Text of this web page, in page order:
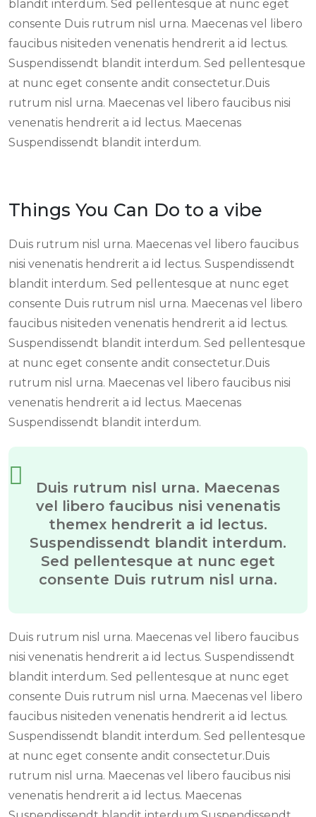
blandit interdum. Sed pellentesque at nunc eget
consente Duis rutrum nisl urna. Maecenas vel libero
faucibus nisiteden venenatis hendrerit a id lectus.
Suspendissendt blandit interdum. Sed pellentesque
at nunc eget consente andit consectetur.Duis
rutrum nisl urna. Maecenas vel libero faucibus nisi
venenatis hendrerit a id lectus. Maecenas
Suspendissendt blandit interdum.
Things You Can Do to a vibe
Duis rutrum nisl urna. Maecenas vel libero faucibus
nisi venenatis hendrerit a id lectus. Suspendissendt
blandit interdum. Sed pellentesque at nunc eget
consente Duis rutrum nisl urna. Maecenas vel libero
faucibus nisiteden venenatis hendrerit a id lectus.
Suspendissendt blandit interdum. Sed pellentesque
at nunc eget consente andit consectetur.Duis
rutrum nisl urna. Maecenas vel libero faucibus nisi
venenatis hendrerit a id lectus. Maecenas
Suspendissendt blandit interdum.
Duis rutrum nisl urna. Maecenas
vel libero faucibus nisi venenatis
themex hendrerit a id lectus.
Suspendissendt blandit interdum.
Sed pellentesque at nunc eget
consente Duis rutrum nisl urna.
Duis rutrum nisl urna. Maecenas vel libero faucibus
nisi venenatis hendrerit a id lectus. Suspendissendt
blandit interdum. Sed pellentesque at nunc eget
consente Duis rutrum nisl urna. Maecenas vel libero
faucibus nisiteden venenatis hendrerit a id lectus.
Suspendissendt blandit interdum. Sed pellentesque
at nunc eget consente andit consectetur.Duis
rutrum nisl urna. Maecenas vel libero faucibus nisi
venenatis hendrerit a id lectus. Maecenas